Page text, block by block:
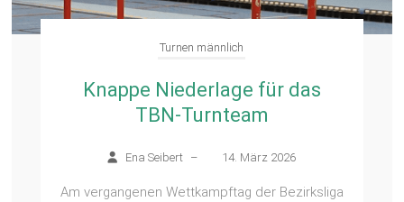
Turnen männlich
Knappe Niederlage für das
TBN-Turnteam
Ena Seibert – 14. März 2026
Am vergangenen Wettkampftag der Bezirksliga